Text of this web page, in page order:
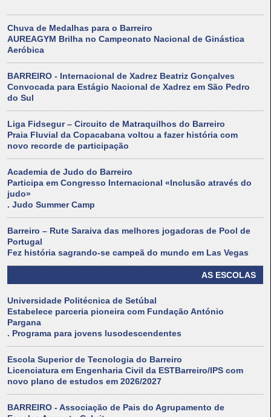
Chuva de Medalhas para o Barreiro
AUREAGYM Brilha no Campeonato Nacional de Ginástica
Aeróbica
BARREIRO - Internacional de Xadrez Beatriz Gonçalves
Convocada para Estágio Nacional de Xadrez em São Pedro
do Sul
Liga Fidsegur – Circuito de Matraquilhos do Barreiro
Praia Fluvial da Copacabana voltou a fazer história com
novo recorde de participação
Academia de Judo do Barreiro
Participa em Congresso Internacional «Inclusão através do
judo»
. Judo Summer Camp
Barreiro – Rute Saraiva das melhores jogadoras de Pool de
Portugal
Fez história sagrando-se campeã do mundo em Las Vegas
AS ESCOLAS
Universidade Politécnica de Setúbal
Estabelece parceria pioneira com Fundação António
Pargana
. Programa para jovens lusodescendentes
Escola Superior de Tecnologia do Barreiro
Licenciatura em Engenharia Civil da ESTBarreiro/IPS com
novo plano de estudos em 2026/2027
BARREIRO - Associação de Pais do Agrupamento de